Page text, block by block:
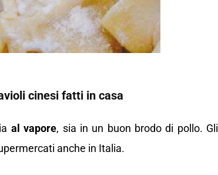
cinesi fatti in casa
al vapore, sia in un buon brodo di pollo. Gli
anche in Italia.